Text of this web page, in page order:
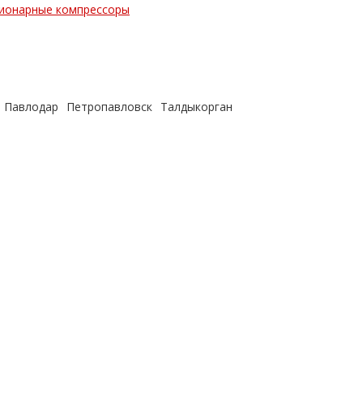
компрессоры
Павлодар Петропавловск Талдыкорган